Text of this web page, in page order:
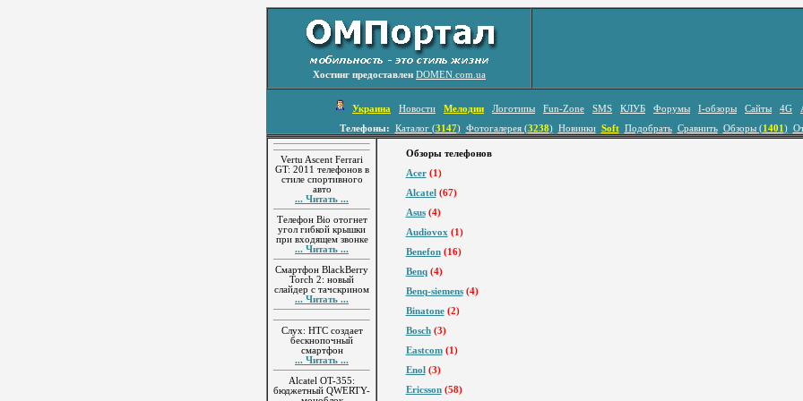
Хостинг предоставлен DOMEN.com.ua
Украина Новости Мелодии Логотипы Fun-Zone SMS КЛУБ Форумы I-обзоры Сайты 4G
Телефоны:
Каталог (3147) Фотогалерея (3238) Новинки Soft Подобрать Сравнить Обзоры (1401 )
Vertu Ascent Ferrari
GT: 2011 телефонов в
стиле спортивного
авто
... Читать ...
Телефон Bio отогнет
угол гибкой крышки
при входящем звонке
... Читать ...
Смартфон BlackBerry
Torch 2: новый
слайдер с тачскрином
... Читать ...
Слух: HTC создает
бескнопочный
смартфон
... Читать ...
Alcatel OT-355:
бюджетный QWERTY-
Обзоры телефонов
Acer(1)
Alcatel (67)
Asus(4)
Audiovox (1)
Benefon(16)
Benq(4)
Benq-siemens(4)
Binatone(2)
Bosch(3)
Eastcom(1)
Enol (3)
Ericsson(58)